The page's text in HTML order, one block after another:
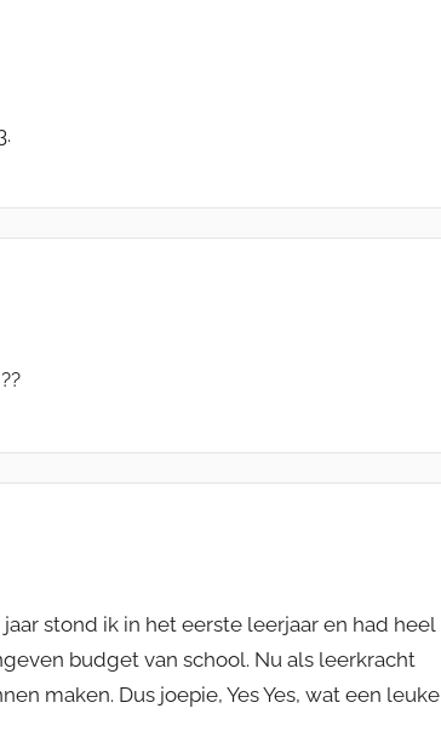
stond ik in het eerste leerjaar en had heel
budget van school. Nu als leerkracht
maken. Dus joepie, Yes Yes, wat een leuke